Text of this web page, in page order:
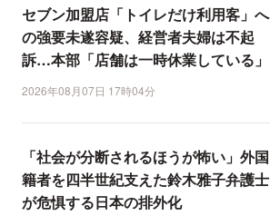
セブン加盟店「トイレだけ利用客」へ
の強要未遂容疑、経営者夫婦は不起
訴…本部「店舗は一時休業している」
2026年08月07日 17時04分
「社会が分断されるほうが怖い」外国
籍者を四半世紀支えた鈴木雅子弁護士
が危惧する日本の排外化